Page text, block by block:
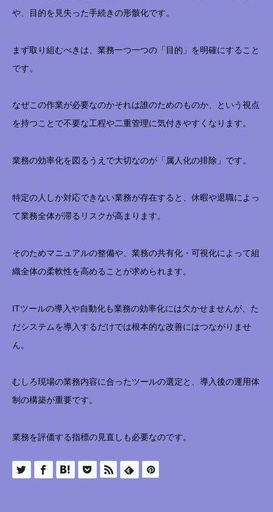
や、目的を見失った手続きの形骸化です。
まず取り組むべきは、業務一つ一つの「目的」を明確にすること
です。
なぜこの作業が必要なのかそれは誰のためのものか、という視点
を持つことで不要な工程や二重管理に気付きやすくなります。
業務の効率化を図るうえで大切なのが「属人化の排除」です。
特定の人しか対応できない業務が存在すると、休暇や退職によっ
て業務全体が滞るリスクが高まります。
そのためマニュアルの整備や、業務の共有化・可視化によって組
織全体の柔軟性を高めることが求められます。
ITツールの導入や自動化も業務の効率化には欠かせませんが、た
だシステムを導入するだけでは根本的な改善にはつながりませ
ん。
むしろ現場の業務内容に合ったツールの選定と、導入後の運用体
制の構築が重要です。
業務を評価する指標の見直しも必要なのです。